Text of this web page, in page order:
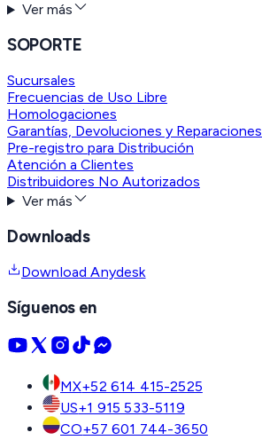
Ver más
SOPORTE
Sucursales
Frecuencias de Uso Libre
Homologaciones
Garantías, Devoluciones y Reparaciones
Pre-registro para Distribución
Atención a Clientes
Distribuidores No Autorizados
Ver más
Downloads
Download Anydesk
Síguenos en
MX+52 614 415-2525
US+1 915 533-5119
CO+57 601 744-3650